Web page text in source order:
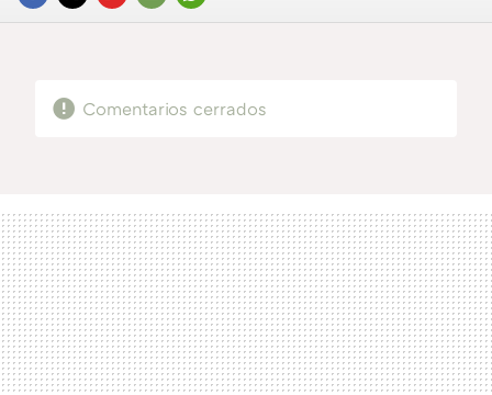
FACEBOOK
TWITTERFLIPBOARD
E-
WHATSAPP
Comentarios cerrados